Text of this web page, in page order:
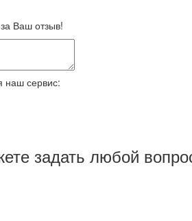
Ваш отзыв!
наш сервис:
задать любой